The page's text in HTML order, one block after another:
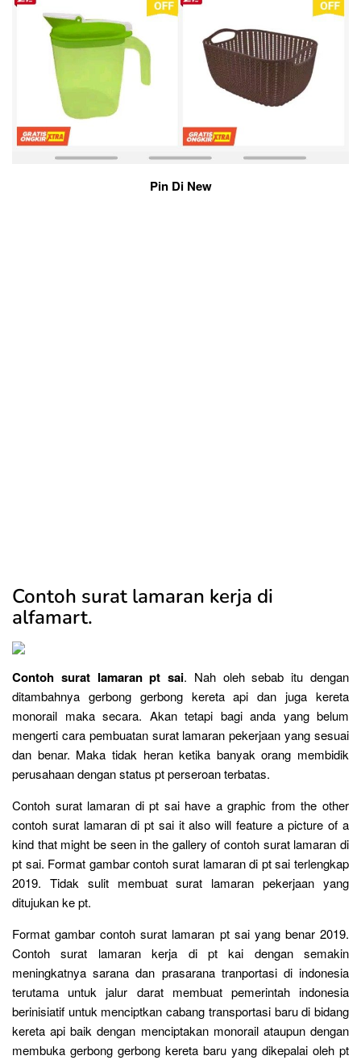
Pin Di New
Contoh surat lamaran kerja di
alfamart.
Contoh surat lamaran pt sai. Nah oleh sebab itu dengan
ditambahnya gerbong gerbong kereta api dan juga kereta
monorail maka secara. Akan tetapi bagi anda yang belum
mengerti cara pembuatan surat lamaran pekerjaan yang sesuai
dan benar. Maka tidak heran ketika banyak orang membidik
perusahaan dengan status pt perseroan terbatas.
Contoh surat lamaran di pt sai have a graphic from the other
contoh surat lamaran di pt sai it also will feature a picture of a
kind that might be seen in the gallery of contoh surat lamaran di
pt sai. Format gambar contoh surat lamaran di pt sai terlengkap
2019. Tidak sulit membuat surat lamaran pekerjaan yang
ditujukan ke pt.
Format gambar contoh surat lamaran pt sai yang benar 2019.
Contoh surat lamaran kerja di pt kai dengan semakin
meningkatnya sarana dan prasarana tranportasi di indonesia
terutama untuk jalur darat membuat pemerintah indonesia
berinisiatif untuk menciptkan cabang transportasi baru di bidang
kereta api baik dengan menciptakan monorail ataupun dengan
membuka gerbong gerbong kereta baru yang dikepalai oleh pt